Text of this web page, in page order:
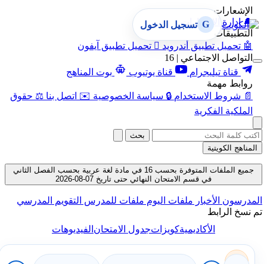
الإشعارات
🔔 إدارة الإشعارات
التطبيقات
🤖 تحميل تطبيق أندرويد  تحميل تطبيق آيفون
التواصل الاجتماعي | 16
قناة تيليجرام
قناة يوتيوب
بوت المناهج
روابط مهمة
📄 شروط الاستخدام 🔒 سياسة الخصوصية ✉️ اتصل بنا ⚖️ حقوق
الملكية الفكرية
G تسجيل الدخول
بحث
المناهج الكويتية
جميع الملفات المتوفرة بحسب 16 في مادة لغة عربية بحسب الفصل الثاني
في قسم الامتحان النهائي حتى تاريخ 07-08-2026
المدرسون الأخبار ملفات اليوم ملفات للمدرس التقويم المدرسي
تم نسخ الرابط
الأكاديميةكويزاتجدول الامتحانالفيديوهات